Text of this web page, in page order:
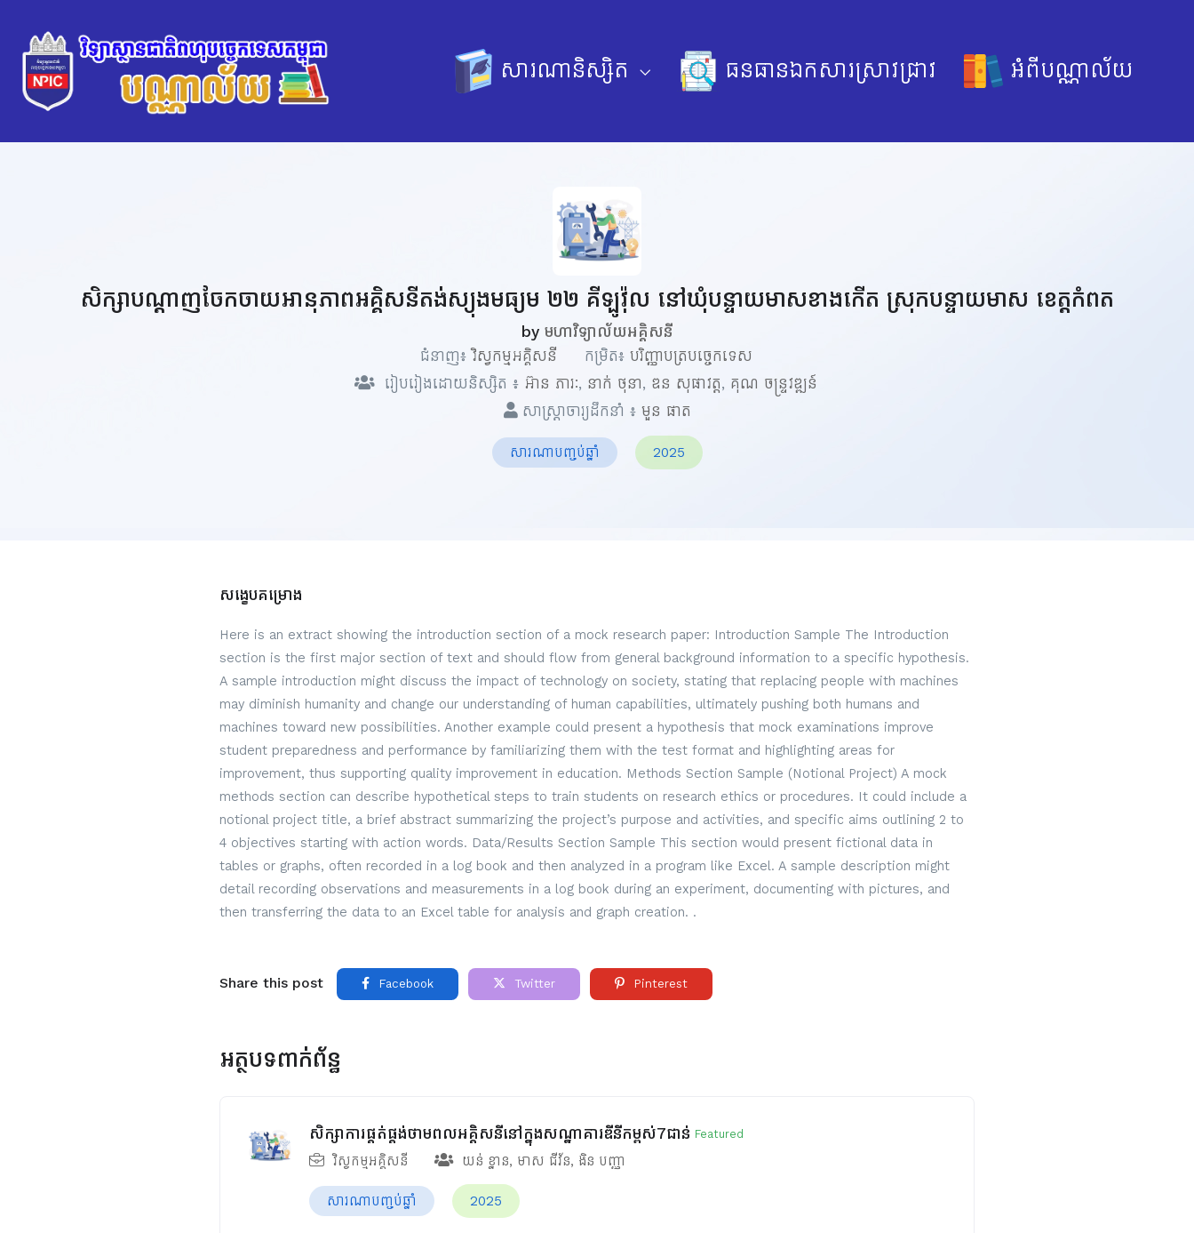
សារណានិស្សិត ធនធានឯកសារស្រាវជ្រាវ អំពីបណ្ណាល័យ
សិក្សាបណ្ដាញចែកចាយអានុភាពអគ្គិសនីតង់ស្យុងមធ្យម​​ ២២ គីឡូវ៉ុល នៅឃុំបន្ទាយមាសខាងកើត ស្រុកបន្ទាយមាស ខេត្តកំពត
by មហាវិទ្យាល័យអគ្គិសនី
ជំនាញ៖វិស្វកម្មអគ្គិសនី កម្រិត៖ បរិញ្ញាបត្របច្ចេកទេស
រៀបរៀងដោយនិស្សិត ៖ អ៊ាន ភារៈ, នាក់ ថុនា, ឌន សុផាវត្ត, គុណ ចន្រ្ទ​វឌ្ឍន៍
សាស្ត្រាចារ្យដឹកនាំ ៖ មួន ផាត
សារណាបញ្ចប់ឆ្នាំ 2025
សង្ខេបគម្រោង
Here is an extract showing the introduction section of a mock research paper: Introduction Sample The Introduction
section is the first major section of text and should flow from general background information to a specific hypothesis.
A sample introduction might discuss the impact of technology on society, stating that replacing people with machines
may diminish humanity and change our understanding of human capabilities, ultimately pushing both humans and
machines toward new possibilities. Another example could present a hypothesis that mock examinations improve
student preparedness and performance by familiarizing them with the test format and highlighting areas for
improvement, thus supporting quality improvement in education. Methods Section Sample (Notional Project) A mock
methods section can describe hypothetical steps to train students on research ethics or procedures. It could include a
notional project title, a brief abstract summarizing the project’s purpose and activities, and specific aims outlining 2 to
4 objectives starting with action words. Data/Results Section Sample This section would present fictional data in
tables or graphs, often recorded in a log book and then analyzed in a program like Excel. A sample description might
detail recording observations and measurements in a log book during an experiment, documenting with pictures, and
then transferring the data to an Excel table for analysis and graph creation. .
Share this post Facebook Twitter Pinterest
អត្ថបទពាក់ព័ន្ធ
សិក្សាការផ្គត់ផ្គង់ថាមពលអគ្គិសនីនៅក្នុងសណ្ឋាគារឌីនីកម្ពស់7ជាន់ Featured
វិស្វកម្មអគ្គិសនី យន់ ខ្នាន, មាស ជីវ័ន, ងិន បញ្ញា
សារណាបញ្ចប់ឆ្នាំ 2025